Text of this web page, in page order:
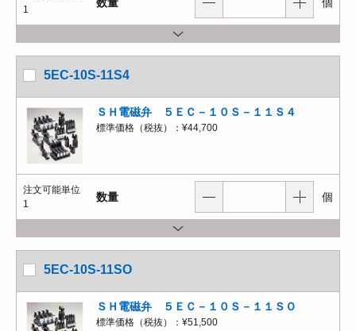
1
5EC-10S-11S4
ＳＨ電磁弁 ５ＥＣ－１０Ｓ－１１Ｓ４
標準価格（税抜）： ¥44,700
注文可能単位
1
数量 個
5EC-10S-11SO
ＳＨ電磁弁 ５ＥＣ－１０Ｓ－１１ＳＯ
標準価格（税抜）： ¥51,500